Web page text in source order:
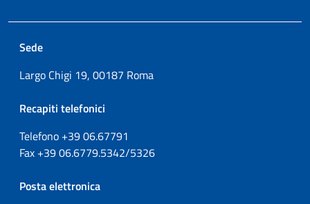
Sede
Largo Chigi 19, 00187 Roma
Recapiti telefonici
Telefono +3906.67791
Fax +3906.6779.5342/5326
Posta elettronica